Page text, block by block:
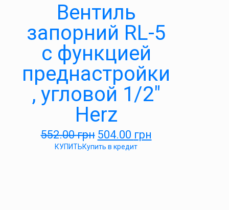
Вентиль
запорний RL-5
c функцией
преднастройки
, угловой 1/2″
Herz
552.00грн 504.00 грн
КУПИТЬКупить в кредит